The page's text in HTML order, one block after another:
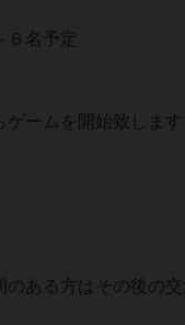
６名予定
ームを開始致しま
ある方はその後の